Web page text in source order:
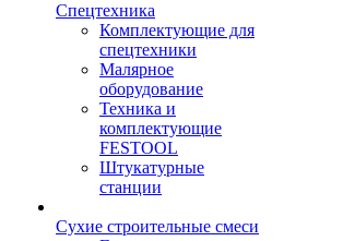
Спецтехника
Комплектующие для
спецтехники
Малярное
оборудование
Техника и
комплектующие
FESTOOL
Штукатурные
станции
Сухие строительные смеси